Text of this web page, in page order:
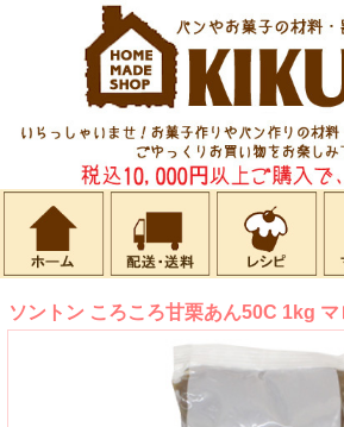
ソントン ころころ甘栗あん50C 1kg マ